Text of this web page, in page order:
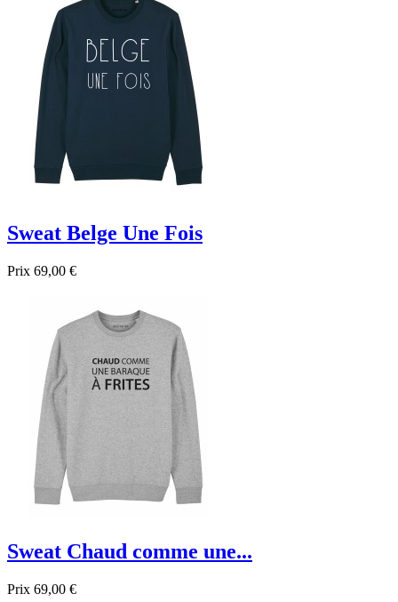
Aperçu rapide
Noir
Sweat Belge Une Fois
Prix 69,00 €
Aperçu rapide
Noir
Sweat Chaud comme une...
Prix 69,00 €